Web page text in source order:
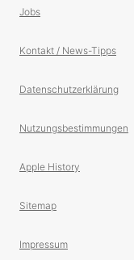
Jobs
Kontakt / News-Tipps
Datenschutzerklärung
Nutzungsbestimmungen
Apple History
Sitemap
Impressum